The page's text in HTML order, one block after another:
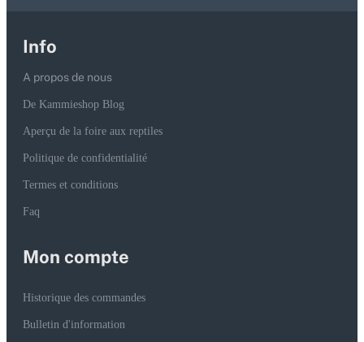
Info
A propos de nous
De Kammieshop Blog
Aperçu de la foire aux reptiles
Politique de confidentialité
Termes et conditions
Faq
Mon compte
Historique des commandes
Bulletin d'information